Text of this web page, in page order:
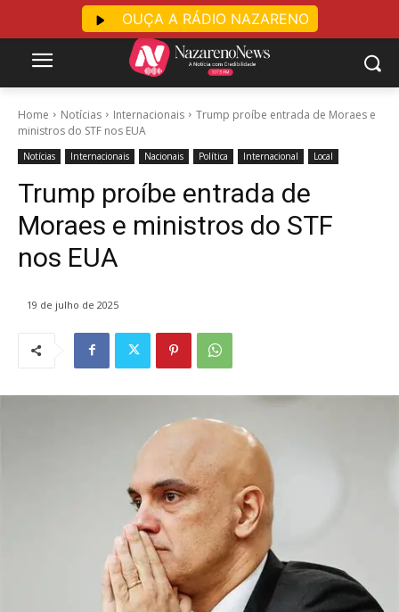
Home Notícias Internacionais
Trump proíbe entrada de Moraes e
ministros do STF nos EUA
Notícias Internacionais Nacionais Política Internacional Local
Trump proíbe entrada de
Moraes e ministros do STF
nos EUA
19 de julho de 2025
OUÇA A RÁDIO NAZARENO